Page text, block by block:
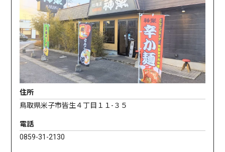
住所
鳥取県米子市皆生４丁目１１-３５
電話
0859-31-2130